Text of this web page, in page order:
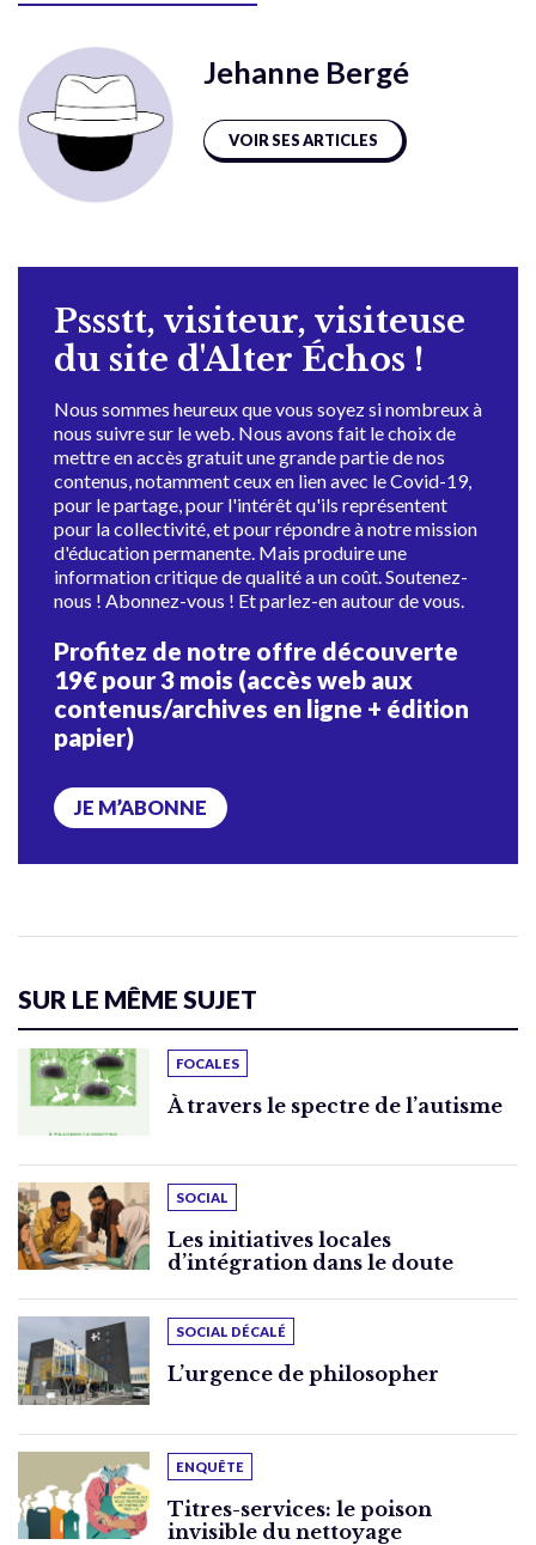
Jehanne Bergé
VOIR SES ARTICLES
Pssstt, visiteur, visiteuse
du site d'Alter Échos !
Nous sommes heureux que vous soyez si nombreux à
nous suivre sur le web. Nous avons fait le choix de
mettre en accès gratuit une grande partie de nos
contenus, notamment ceux en lien avec le Covid-19,
pour le partage, pour l'intérêt qu'ils représentent
pour la collectivité, et pour répondre à notre mission
d'éducation permanente. Mais produire une
information critique de qualité a un coût. Soutenez-
nous ! Abonnez-vous ! Et parlez-en autour de vous.
Profitez de notre offre découverte
19€ pour 3 mois (accès web aux
contenus/archives en ligne + édition
papier)
JE M’ABONNE
SUR LE MÊME SUJET
FOCALES
À travers le spectre de l’autisme
SOCIAL
Les initiatives locales
d’intégration dans le doute
SOCIAL DÉCALÉ
L’urgence de philosopher
ENQUÊTE
Titres-services: le poison
invisible du nettoyage